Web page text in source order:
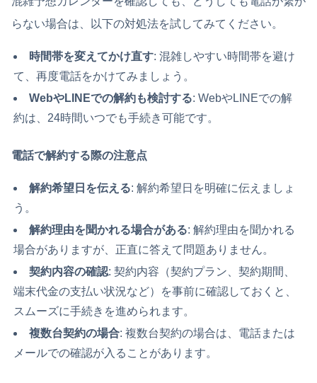
らない場合は、以下の対処法を試してみてください。
時間帯を変えてかけ直す: 混雑しやすい時間帯を避け
て、再度電話をかけてみましょう。
WebやLINEでの解約も検討する: WebやLINEでの解
約は、24時間いつでも手続き可能です。
電話で解約する際の注意点
解約希望日を伝える: 解約希望日を明確に伝えましょ
う。
解約理由を聞かれる場合がある: 解約理由を聞かれる
場合がありますが、正直に答えて問題ありません。
契約内容の確認: 契約内容（契約プラン、契約期間、
端末代金の支払い状況など）を事前に確認しておくと、
スムーズに手続きを進められます。
複数台契約の場合: 複数台契約の場合は、電話または
メールでの確認が入ることがあります。